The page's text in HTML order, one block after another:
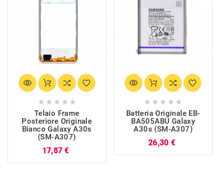
    
Telaio Frame
Posteriore Originale
Bianco Galaxy A30s
(SM-A307)
17,87 €
    
Batteria Originale EB-
BA505ABU Galaxy
A30s (SM-A307)
26,30 €